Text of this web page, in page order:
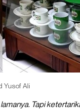
Yusof Ali
Tapi